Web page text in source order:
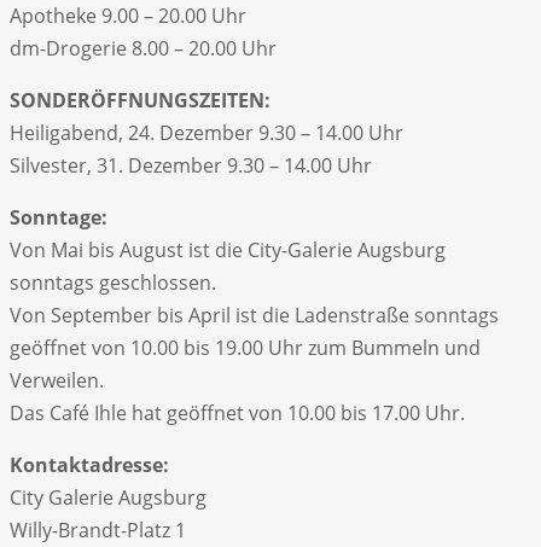
Apotheke 9.00 – 20.00 Uhr
dm-Drogerie 8.00 – 20.00 Uhr
SONDERÖFFNUNGSZEITEN:
Heiligabend, 24. Dezember 9.30 – 14.00 Uhr
Silvester, 31. Dezember 9.30 – 14.00 Uhr
Sonntage:
Von Mai bis August ist die City-Galerie Augsburg
sonntags geschlossen.
Von September bis April ist die Ladenstraße sonntags
geöffnet von 10.00 bis 19.00 Uhr zum Bummeln und
Verweilen.
Das Café Ihle hat geöffnet von 10.00 bis 17.00 Uhr.
Kontaktadresse:
City Galerie Augsburg
Willy-Brandt-Platz 1